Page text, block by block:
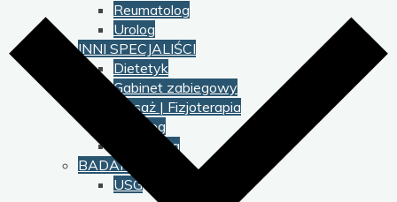
Reumatolog
Urolog
INNI SPECJALIŚCI
Dietetyk
Gabinet zabiegowy
Masaż | Fizjoterapia
Podolog
Psycholog
BADANIA
USG